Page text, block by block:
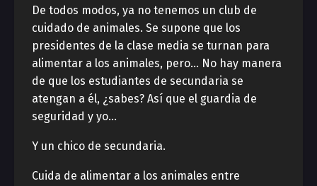
De todos modos, ya no tenemos un club de
cuidado de animales. Se supone que los
presidentes de la clase media se turnan para
alimentar a los animales, pero… No hay manera
de que los estudiantes de secundaria se
atengan a él, ¿sabes? Así que el guardia de
seguridad y yo…
Y un chico de secundaria.
Cuida de alimentar a los animales entre